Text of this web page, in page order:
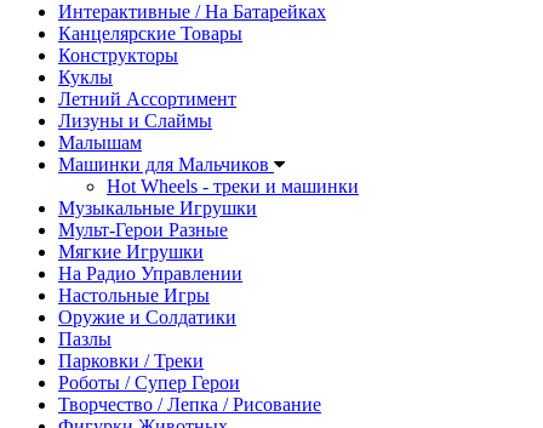
Интерактивные / На Батарейках
Канцелярские Товары
Конструкторы
Куклы
Летний Ассортимент
Лизуны и Слаймы
Малышам
Машинки для Мальчиков
Hot Wheels - треки и машинки
Музыкальные Игрушки
Мульт-Герои Разные
Мягкие Игрушки
На Радио Управлении
Настольные Игры
Оружие и Солдатики
Пазлы
Парковки / Треки
Роботы / Супер Герои
Творчество / Лепка / Рисование